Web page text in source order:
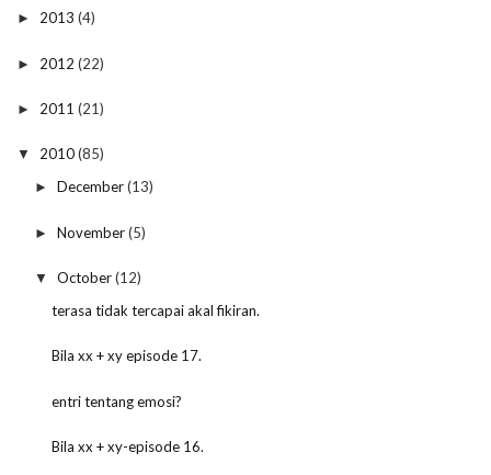
► 2013 (4)
► 2012 (22)
► 2011 (21)
▼ 2010(85)
► December(13)
► November(5)
▼ October(12)
terasa tidak tercapai akal fikiran.
Bila xx + xy episode 17.
entri tentang emosi?
Bila xx + xy-episode 16.